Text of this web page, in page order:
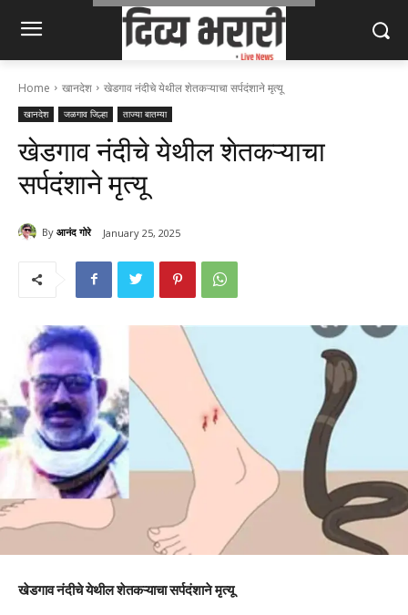
Home खानदेश खेडगाव नंदीचे येथील शेतकऱ्याचा सर्पदंशाने मृत्यू
खानदेश जळगाव जिल्हा ताज्या बातम्या
खेडगाव नंदीचे येथील शेतकऱ्याचा
सर्पदंशाने मृत्यू
By आनंद गोरे January 25, 2025
खेडगाव नंदीचे येथील शेतकऱ्याचा सर्पदंशाने मृत्यू